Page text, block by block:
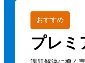
おすすめ
プレミ